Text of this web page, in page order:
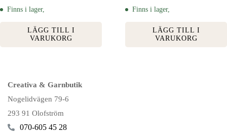
Finns i lager,
LÄGG TILL I
VARUKORG
Finns i lager,
LÄGG TILL I
VARUKORG
Creativa & Garnbutik
Nogelidvägen 79-6
293 91 Olofström
070-605 45 28